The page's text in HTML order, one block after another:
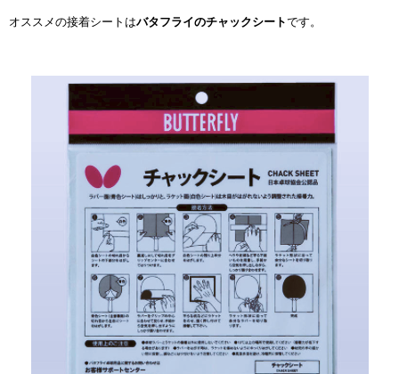
オススメの接着シートはバタフライのチャックシートです。